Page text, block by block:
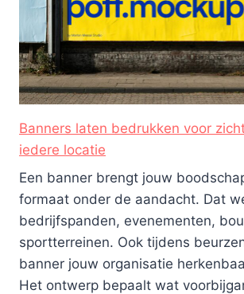
Banners laten bedrukken voor
iedere locatie
Een banner brengt jouw
formaat onder de aandacht. Dat
bedrijfspanden, evenementen,
sportterreinen. Ook tijdens
banner jouw organisatie
Het ontwerp bepaalt wat